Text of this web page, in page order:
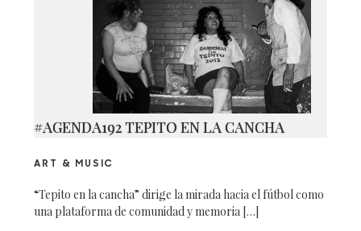
#AGENDA192 TEPITO EN LA CANCHA
ART & MUSIC
“Tepito en la cancha” dirige la mirada hacia el fútbol como
una plataforma de comunidad y memoria […]